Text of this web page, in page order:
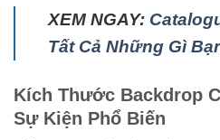
XEM NGAY:
Tất Cả Những Gì
Kích Thước Backdrop
Sự Kiện Phổ Biến